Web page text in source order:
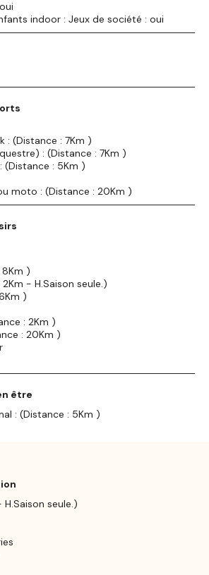
indoor : Jeux de société : oui
: (Distance : 7Km )
: (Distance : 7Km )
(Distance : 5Km )
moto : (Distance : 20Km )
)
- H.Saison seule.)
)
: 2Km )
: 20Km )
être
: (Distance : 5Km )
seule.)